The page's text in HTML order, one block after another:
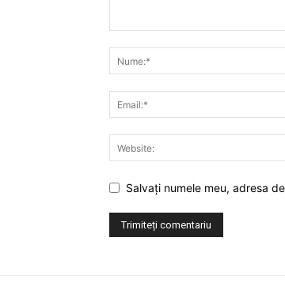
Salvați numele meu, adresa